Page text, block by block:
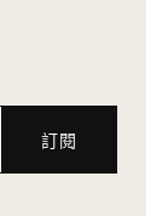
訂閱